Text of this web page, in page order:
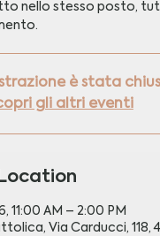
nello stesso posto,
è stata
gli altri eventi
11:00 AM – 2:00 PM
Via Carducci, 118,